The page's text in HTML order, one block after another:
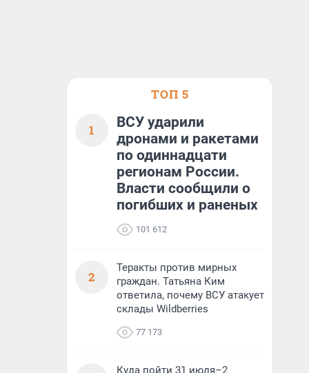
ТОП 5
1
ВСУ ударили
дронами и ракетами
по одиннадцати
регионам России.
Власти сообщили о
погибших и раненых
101 612
2
Теракты против мирных
граждан. Татьяна Ким
ответила, почему ВСУ атакует
склады Wildberries
77 173
Куда пойти 31 июля–2